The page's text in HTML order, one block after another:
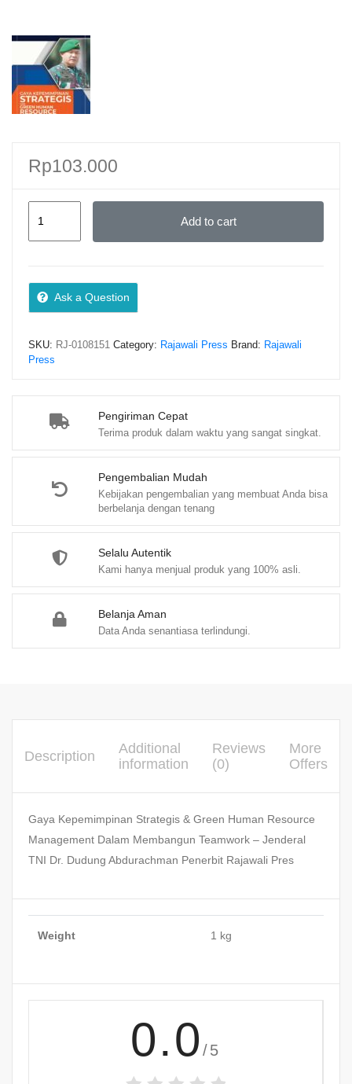
Pengiriman Cepat
Terima produk dalam waktu yang sangat singkat.
Pengembalian Mudah
Kebijakan pengembalian yang membuat Anda bisa
berbelanja dengan tenang
Selalu Autentik
Kami hanya menjual produk yang 100% asli.
Belanja Aman
Data Anda senantiasa terlindungi.
Rp103.000
Green
Human
Management
Membangun
Teamwork
Jenderal
quantity
Add to cart
Ask a Question
SKU: RJ-0108151 Category: Rajawali Press Brand: Rajawali
Press
Description
Additional
information
Reviews
(0)
More
Offers
Gaya Kepemimpinan Strategis & Green Human Resource
Management Dalam Membangun Teamwork – Jenderal
TNI Dr. Dudung Abdurachman Penerbit Rajawali Pres
Weight 1 kg
0.0 /5